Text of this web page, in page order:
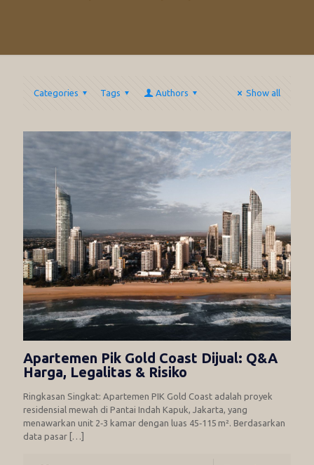
Categories Tags Authors Show all
Apartemen Pik Gold Coast Dijual: Q&A
Harga, Legalitas & Risiko
Ringkasan Singkat: Apartemen PIK Gold Coast adalah proyek
residensial mewah di Pantai Indah Kapuk, Jakarta, yang
menawarkan unit 2‑3 kamar dengan luas 45‑115 m². Berdasarkan
data pasar […]